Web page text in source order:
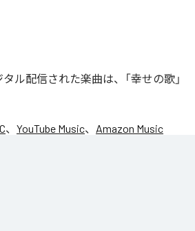
ル配信された楽曲は、「幸せの歌」
、 YouTube Music、 Amazon Music